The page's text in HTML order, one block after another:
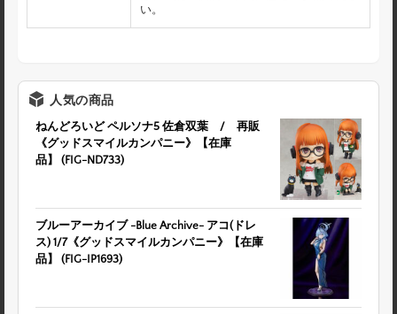
い。
人気の商品
ねんどろいど ペルソナ5 佐倉双葉 / 再販
《グッドスマイルカンパニー》【在庫
品】 (FIG-ND733)
ブルーアーカイブ -Blue Archive- アコ(ドレ
ス) 1/7《グッドスマイルカンパニー》【在庫
品】 (FIG-IP1693)